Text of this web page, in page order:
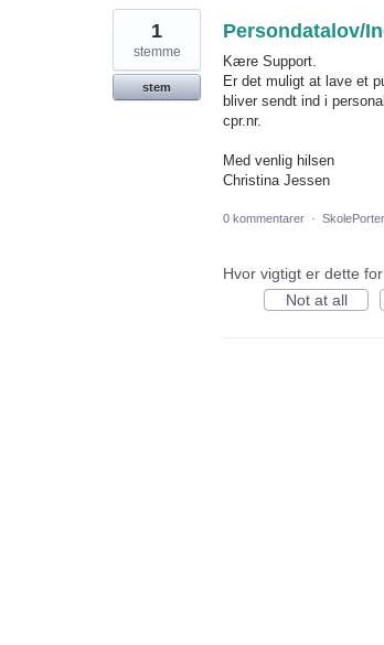
Persondatalov/
Kære Support.
Er det muligt at lave et
bliver sendt ind i
cpr.nr.
Med venlig hilsen
Christina Jessen
1
stemme
stem
0 kommentarer ·
Hvor vigtigt er dette
Not at all